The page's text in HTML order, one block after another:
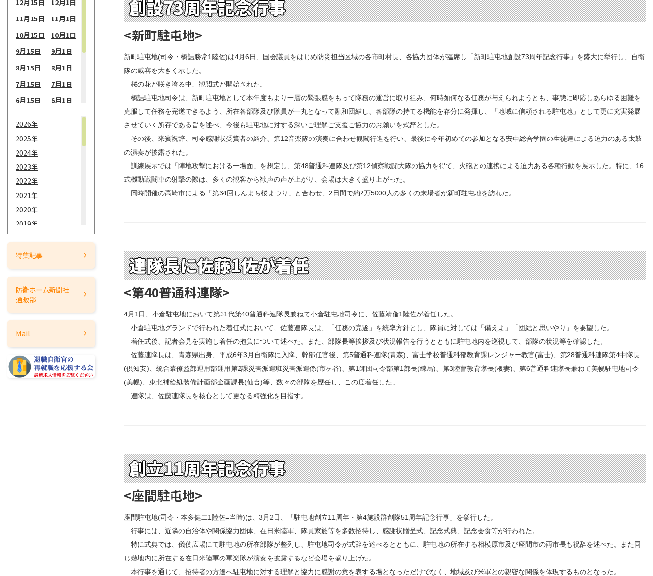
11月15日
11月1日
10月15日
10月1日
9月15日
9月1日
8月15日
8月1日
7月15日
7月1日
6月15日
6月1日
3月15日
2月15日
1月15日
2026年
2025年
2024年
2023年
2022年
2021年
2020年
2019年
2018年
2017年
2014年
2012年
2011年
2009年
2008年
特集記事
防衛ホーム新聞社
通販部
Mail
創設73周年記念行事
<新町駐屯地>
新町駐屯地(司令・橋詰勝常1陸佐)は4月6日、国会議員をはじめ防災担当区域の各市町村長、各協力団体が臨席し「新町駐屯地創設73周年記念行事」を盛大に挙行し、自衛
隊の威容を大きく示した。
桜の花が咲き誇る中、観閲式が開始された。
橋詰駐屯地司令は、新町駐屯地として本年度もより一層の緊張感をもって隊務の運営に取り組み、何時如何なる任務が与えられようとも、事態に即応しあらゆる困難を
克服して任務を完遂できるよう、所在各部隊及び隊員が一丸となって融和団結し、各部隊の持てる機能を存分に発揮し、「地域に信頼される駐屯地」として更に充実発展
させていく所存である旨を述べ、今後も駐屯地に対する深いご理解ご支援ご協力のお願いを式辞とした。
その後、来賓祝辞、司令感謝状受賞者の紹介、第12音楽隊の演奏に合わせ観閲行進を行い、最後に今年初めての参加となる安中総合学園の生徒達による迫力のある太鼓
の演奏が披露された。
訓練展示では「陣地攻撃における一場面」を想定し、第48普通科連隊及び第12偵察戦闘大隊の協力を得て、火砲との連携による迫力ある各種行動を展示した。特に、16
式機動戦闘車の射撃の際は、多くの観客から歓声の声が上がり、会場は大きく盛り上がった。
同時開催の高崎市による「第34回しんまち桜まつり」と合わせ、2日間で約2万5000人の多くの来場者が新町駐屯地を訪れた。
連隊長に佐藤1佐が着任
<第40普通科連隊>
4月1日、小倉駐屯地において第31代第40普通科連隊長兼ねて小倉駐屯地司令に、佐藤靖倫1陸佐が着任した。
小倉駐屯地グランドで行われた着任式において、佐藤連隊長は、「任務の完遂」を統率方針とし、隊員に対しては「備えよ」「団結と思いやり」を要望した。
着任式後、記者会見を実施し着任の抱負について述べた。また、部隊長等挨拶及び状況報告を行うとともに駐屯地内を巡視して、部隊の状況等を確認した。
佐藤連隊長は、青森県出身、平成6年3月自衛隊に入隊、幹部任官後、第5普通科連隊(青森)、富士学校普通科部教育課レンジャー教官(富士)、第28普通科連隊第4中隊長
(倶知安)、統合幕僚監部運用部運用第2課災害派遣班災害派遣係(市ヶ谷)、第1師団司令部第1部長(練馬)、第3陸曹教育隊長(板妻)、第6普通科連隊長兼ねて美幌駐屯地司令
(美幌)、東北補給処装備計画部企画課長(仙台)等、数々の部隊を歴任し、この度着任した。
連隊は、佐藤連隊長を核心として更なる精強化を目指す。
創立11周年記念行事
<座間駐屯地>
座間駐屯地(司令・本多健二1陸佐=当時)は、3月2日、「駐屯地創立11周年・第4施設群創隊51周年記念行事」を挙行した。
行事には、近隣の自治体や関係協力団体、在日米陸軍、隊員家族等を多数招待し、感謝状贈呈式、記念式典、記念会食等が行われた。
特に式典では、儀仗広場にて駐屯地の所在部隊が整列し、駐屯地司令が式辞を述べるとともに、駐屯地の所在する相模原市及び座間市の両市長も祝辞を述べた。また同
じ敷地内に所在する在日米陸軍の軍楽隊が演奏を披露するなど会場を盛り上げた。
本行事を通じて、招待者の方達へ駐屯地に対する理解と協力に感謝の意を表する場となっただけでなく、地域及び米軍との親密な関係を体現するものとなった。